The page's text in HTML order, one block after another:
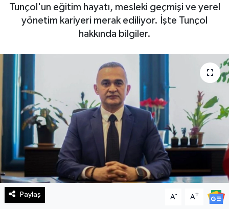
Tunçol'un eğitim hayatı, mesleki geçmişi ve yerel
yönetim kariyeri merak ediliyor. İşte Tunçol
hakkında bilgiler.
Paylaş A- A+
Haberde İnsan
Manşet Altı
Manşetler
Resmi İlan
Sağlık
Spor